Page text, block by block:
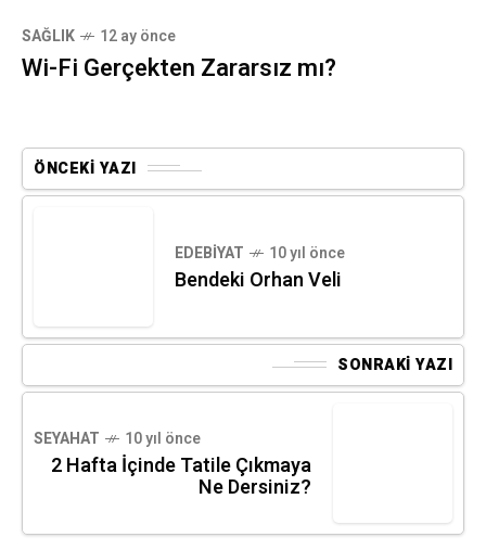
SAĞLIK 12 ay önce
Wi-Fi Gerçekten Zararsız mı?
ÖNCEKI YAZI
EDEBIYAT 10 yıl önce
Bendeki Orhan Veli
SONRAKI YAZI
SEYAHAT 10 yıl önce
2 Hafta İçinde Tatile Çıkmaya
Ne Dersiniz?